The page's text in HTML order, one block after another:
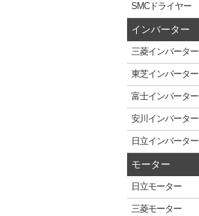
SMCドライヤー
インバーター
三菱インバーター
東芝インバーター
富士インバーター
安川 インバーター
日立インバーター
モーター
日立モーター
三菱モーター